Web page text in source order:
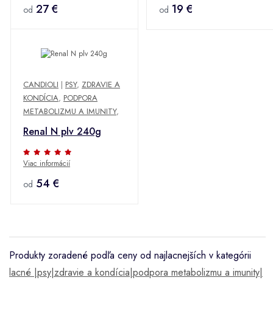
od 27 € od 19 €
CANDIOLI | PSY, ZDRAVIE A
KONDÍCIA, PODPORA
METABOLIZMU A IMUNITY,
Renal N plv 240g
Viac informácií
od 54 €
Produkty zoradené podľa ceny od najlacnejších v kategórii
lacné |psy|zdravie a kondícia|podpora metabolizmu a imunity|